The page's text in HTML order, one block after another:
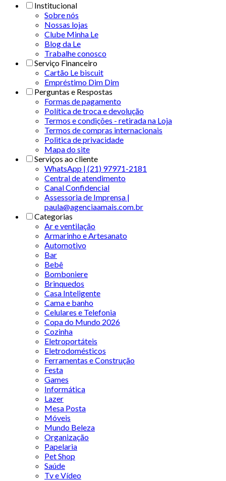
Institucional
Sobre nós
Nossas lojas
Clube Minha Le
Blog da Le
Trabalhe conosco
Serviço Financeiro
Cartão Le biscuit
Empréstimo Dim Dim
Perguntas e Respostas
Formas de pagamento
Política de troca e devolução
Termos e condições - retirada na Loja
Termos de compras internacionais
Politica de privacidade
Mapa do site
Serviços ao cliente
WhatsApp | (21) 97971-2181
Central de atendimento
Canal Confidencial
Assessoria de Imprensa |
paula@agenciaamais.com.br
Categorias
Ar e ventilação
Armarinho e Artesanato
Automotivo
Bar
Bebê
Bomboniere
Brinquedos
Casa Inteligente
Cama e banho
Celulares e Telefonia
Copa do Mundo 2026
Cozinha
Eletroportáteis
Eletrodomésticos
Ferramentas e Construção
Festa
Games
Informática
Lazer
Mesa Posta
Móveis
Mundo Beleza
Organização
Papelaria
Pet Shop
Saúde
Tv e Vídeo